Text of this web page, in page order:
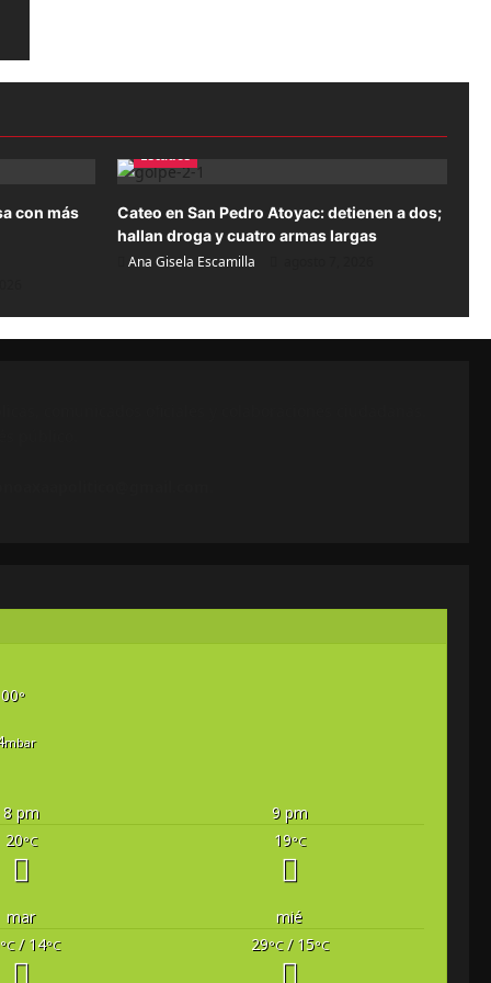
con más
Estados
Cateo en San Pedro Atoyac: detienen a dos;
hallan droga y cuatro armas largas
Ana Gisela Escamilla
°
mbar
8 pm
9 pm
20°C 19°C
mar
mié
°C/ 14°C 29°C/ 15°C